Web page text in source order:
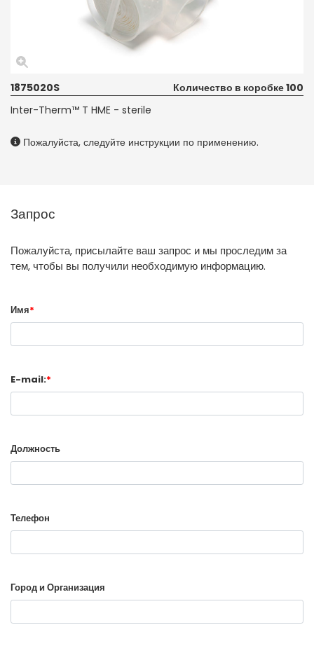
1875020S
Количество в коробке 100
Inter-Therm™ T HME - sterile
Пожалуйста, следуйте инструкции по применению.
Запрос
Пожалуйста, присылайте ваш запрос и мы проследим за
тем, чтобы вы получили необходимую информацию.
Имя*
E-mail:*
Должность
Телефон
Город и Организация